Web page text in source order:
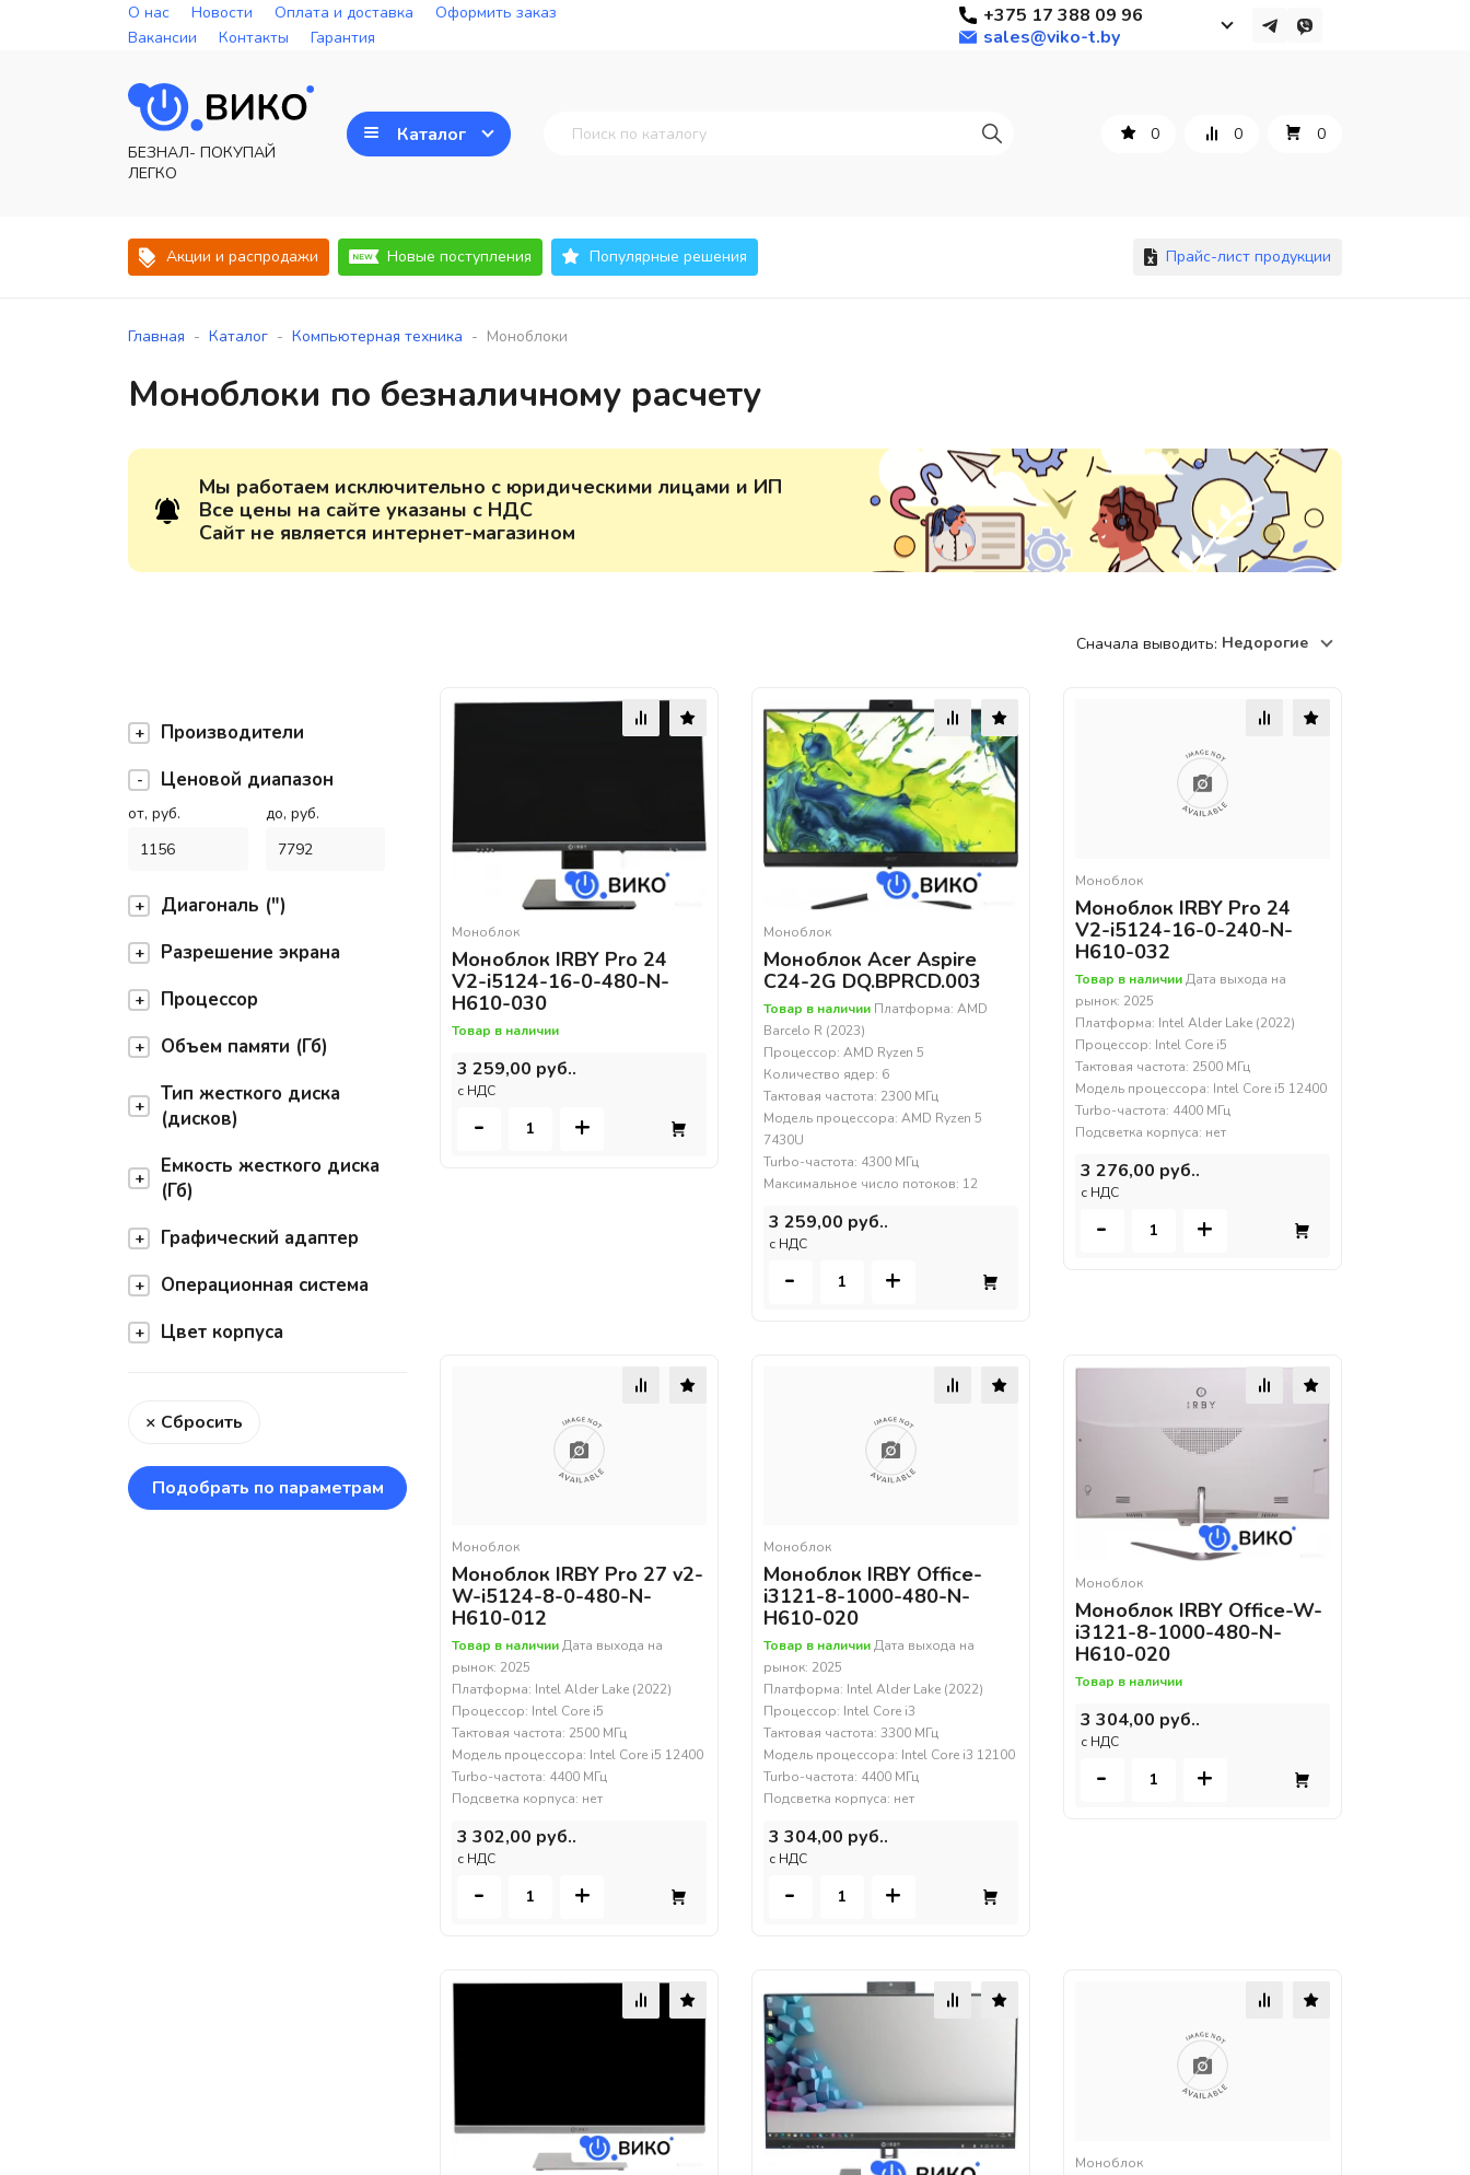
О нас Новости Оплата и доставка
Оформить заказ
Вакансии
Контакты Гарантия
+375 17 388 09 96
sales@viko-t.by
+375 17 388 09 96
Контакты
220118, г. Минск, ул. Крупской, д.
17, пом. 38, оф. №1
БЕЗНАЛ- ПОКУПАЙ
ЛЕГКО
Каталог 0 0 0
Акции и распродажи Новые поступления Популярные решения Прайс-лист продукции
Главная - Каталог - Компьютерная техника - Моноблоки
Моноблоки по безналичному расчету
Мы работаем исключительно с юридическими лицами и ИП
Все цены на сайте указаны с НДС
Сайт не является интернет-магазином
Сначала выводить: Недорогие
Производители
Ценовой диапазон
от, руб. до, руб.
Диагональ (")
Разрешение экрана
Процессор
Объем памяти (Гб)
Тип жесткого диска
(дисков)
Емкость жесткого диска
(Гб)
Графический адаптер
Операционная система
Цвет корпуса
× Сбросить
Подобрать по параметрам
Моноблок
Моноблок IRBY Pro 24
V2-i5124-16-0-480-N-
H610-030
Товар в наличии
3 259,00 руб..
c НДС
- +
Моноблок
Моноблок Acer Aspire
C24-2G DQ.BPRCD.003
Товар в наличииПлатформа: AMD
Barcelo R (2023)
Процессор: AMD Ryzen 5
Количество ядер: 6
Тактовая частота: 2300 МГц
Модель процессора: AMD Ryzen 5
7430U
Turbo-частота: 4300 МГц
Максимальное число потоков: 12
3 259,00 руб..
c НДС
- +
Моноблок
Моноблок IRBY Pro 24
V2-i5124-16-0-240-N-
H610-032
Товар в наличииДата выхода на
рынок: 2025
Платформа: Intel Alder Lake (2022)
Процессор: Intel Core i5
Тактовая частота: 2500 МГц
Модель процессора: Intel Core i5 12400
Turbo-частота: 4400 МГц
Подсветка корпуса: нет
3 276,00 руб..
c НДС
- +
Моноблок
Моноблок IRBY Pro 27 v2-
W-i5124-8-0-480-N-
H610-012
Товар в наличииДата выхода на
рынок: 2025
Платформа: Intel Alder Lake (2022)
Процессор: Intel Core i5
Тактовая частота: 2500 МГц
Модель процессора: Intel Core i5 12400
Turbo-частота: 4400 МГц
Подсветка корпуса: нет
3 302,00 руб..
c НДС
- +
Моноблок
Моноблок IRBY Office-
i3121-8-1000-480-N-
H610-020
Товар в наличииДата выхода на
рынок: 2025
Платформа: Intel Alder Lake (2022)
Процессор: Intel Core i3
Тактовая частота: 3300 МГц
Модель процессора: Intel Core i3 12100
Turbo-частота: 4400 МГц
Подсветка корпуса: нет
3 304,00 руб..
c НДС
- +
Моноблок
Моноблок IRBY Office-W-
i3121-8-1000-480-N-
H610-020
Товар в наличии
3 304,00 руб..
c НДС
- +
Моноблок